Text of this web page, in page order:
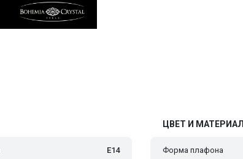
E14
ЦВЕТ И МАТЕРИАЛ
Форма плафона